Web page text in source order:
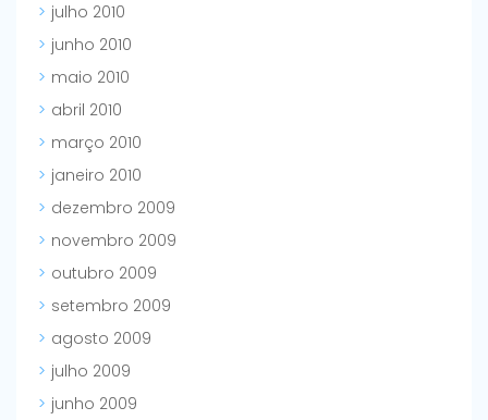
julho 2010
junho 2010
maio 2010
abril 2010
março 2010
janeiro 2010
dezembro 2009
novembro 2009
outubro 2009
setembro 2009
agosto 2009
julho 2009
junho 2009